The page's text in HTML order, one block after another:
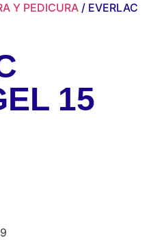
Y PEDICURA/ EVERLAC
15